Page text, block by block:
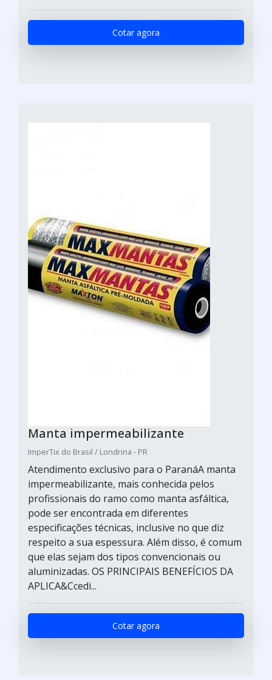
Cotar agora
Manta impermeabilizante
ImperTix do Brasil / Londrina - PR
Atendimento exclusivo para o ParanáA manta
impermeabilizante, mais conhecida pelos
profissionais do ramo como manta asfáltica,
pode ser encontrada em diferentes
especificações técnicas, inclusive no que diz
respeito a sua espessura. Além disso, é comum
que elas sejam dos tipos convencionais ou
aluminizadas. OS PRINCIPAIS BENEFÍCIOS DA
APLICA&Ccedi...
Cotar agora